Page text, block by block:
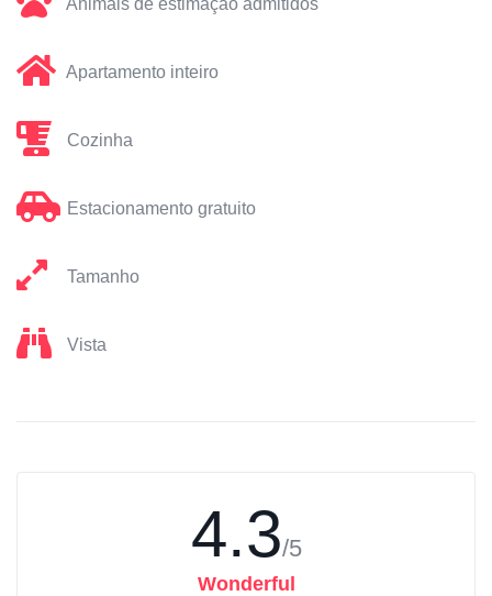
Apartamento inteiro
Cozinha
Estacionamento gratuito
Tamanho
Vista
4.3/5
Wonderful